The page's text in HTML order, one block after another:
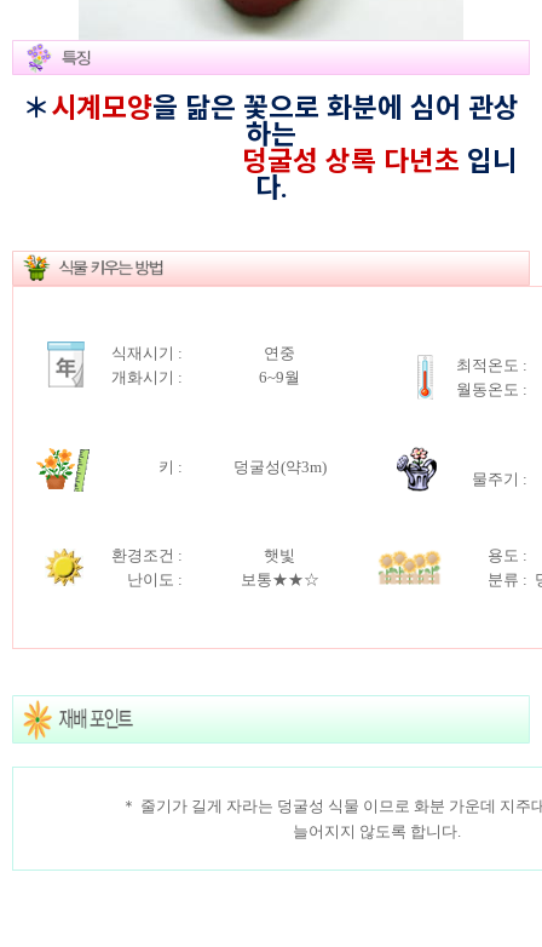
＊시계모양을 닮은 꽃으로 화분에 심어 관상
하는
덩굴성 상록 다년초 입니
다.
식재시기 :
개화시기 :
연중
6~9월
최적온도 :
월동온도 :
키 : 덩굴성(약3m)
물주기 :
환경조건 :
난이도 :
햇빛
보통★★☆
용도 :
분류 :
＊ 줄기가 길게 자라는 덩굴성 식물 이므로 화분 가운데 지주
늘어지지 않도록 합니다.